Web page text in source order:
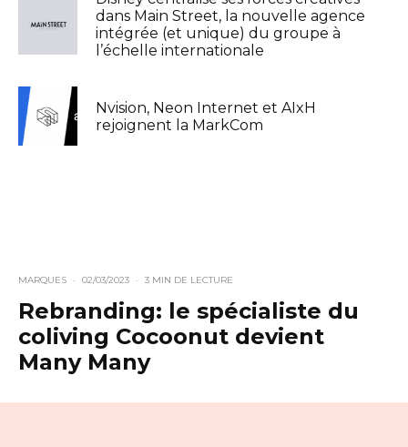
dans Main Street, la nouvelle agence
intégrée (et unique) du groupe à
l’échelle internationale
Nvision, Neon Internet et AIxH
rejoignent la MarkCom
MARQUES · 02/03/2023 · 3 MIN DE LECTURE
Rebranding: le spécialiste du
coliving Cocoonut devient
Many Many